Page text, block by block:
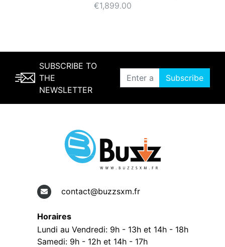
€1,899.00
SUBSCRIBE TO
THE
NEWSLETTER
Subscribe
contact@buzzsxm.fr
Horaires
Lundi au Vendredi: 9h - 13h et 14h - 18h
Samedi: 9h - 12h et 14h - 17h